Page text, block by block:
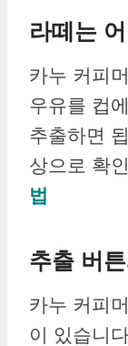
라떼는
카누 커피
우유를 컵
추출하면
상으로 확
법
추출 버
카누 커피
이 있습니